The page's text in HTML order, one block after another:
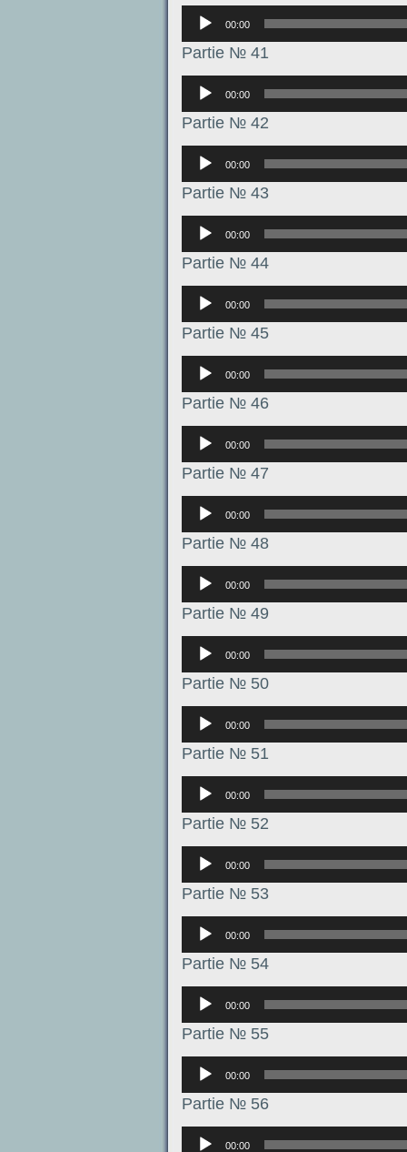
Аудиоплеер
00:00
Partie № 41
Аудиоплеер
00:00
Partie № 42
Аудиоплеер
00:00
Partie № 43
Аудиоплеер
00:00
Partie № 44
Аудиоплеер
00:00
Partie № 45
Аудиоплеер
00:00
Partie № 46
Аудиоплеер
00:00
Partie № 47
Аудиоплеер
00:00
Partie № 48
Аудиоплеер
00:00
Partie № 49
Аудиоплеер
00:00
Partie № 50
Аудиоплеер
00:00
Partie № 51
Аудиоплеер
00:00
Partie № 52
Аудиоплеер
00:00
Partie № 53
Аудиоплеер
00:00
Partie № 54
Аудиоплеер
00:00
Partie № 55
Аудиоплеер
00:00
Partie № 56
Аудиоплеер
00:00